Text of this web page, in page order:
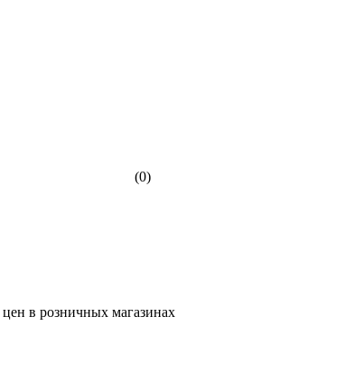
в розничных магазинах